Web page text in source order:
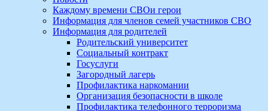
Каждому времени СВОи герои
Информация для членов семей участников СВО
Информация для родителей
Родительский университет
Социальный контракт
Госуслуги
Загородный лагерь
Профилактика наркомании
Организация безопасности в школе
Профилактика телефонного терроризма